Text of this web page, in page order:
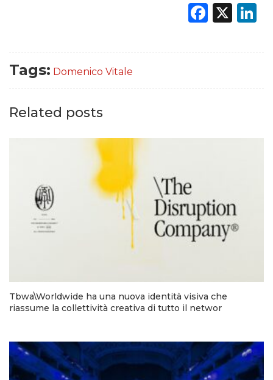
X
Tags: Domenico Vitale
Related posts
Tbwa\Worldwide ha una nuova identità visiva che
riassume la collettività creativa di tutto il networ